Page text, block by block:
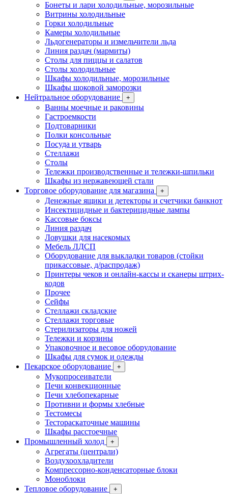
Бонеты и лари холодильные, морозильные
Витрины холодильные
Горки холодильные
Камеры холодильные
Льдогенераторы и измельчители льда
Линия раздач (мармиты)
Столы для пиццы и салатов
Столы холодильные
Шкафы холодильные, морозильные
Шкафы шоковой заморозки
Нейтральное оборудование
+
Ванны моечные и раковины
Гастроемкости
Подтоварники
Полки консольные
Посуда и утварь
Стеллажи
Столы
Тележки производственные и тележки-шпильки
Шкафы из нержавеющей стали
Торговое оборудование для магазина
+
Денежные ящики и детекторы и счетчики банкнот
Инсектицидные и бактерицидные лампы
Кассовые боксы
Линия раздач
Ловушки для насекомых
Мебель ЛДСП
Оборудование для выкладки товаров (стойки
прикассовые, д/распродаж)
Принтеры чеков и онлайн-кассы и сканеры штрих-
кодов
Прочее
Сейфы
Стеллажи складские
Стеллажи торговые
Стерилизаторы для ножей
Тележки и корзины
Упаковочное и весовое оборудование
Шкафы для сумок и одежды
Пекарское оборудование
+
Мукопросеиватели
Печи конвекционные
Печи хлебопекарные
Противни и формы хлебные
Тестомесы
Тестораскаточные машины
Шкафы расстоечные
Промышленный холод
+
Агрегаты (централи)
Воздухоохладители
Компрессорно-конденсаторные блоки
Моноблоки
Тепловое оборудование
+